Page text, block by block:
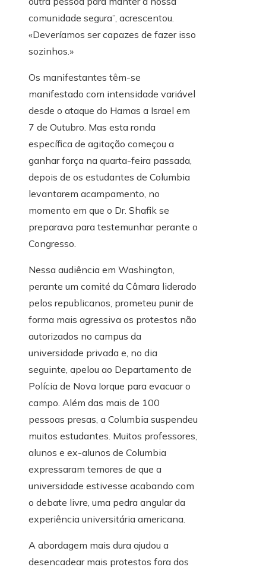
comunidade segura”, acrescentou.
«Deveríamos ser capazes de fazer isso
sozinhos.»
Os manifestantes têm-se
manifestado com intensidade variável
desde o ataque do Hamas a Israel em
7 de Outubro. Mas esta ronda
específica de agitação começou a
ganhar força na quarta-feira passada,
depois de os estudantes de Columbia
levantarem acampamento, no
momento em que o Dr. Shafik se
preparava para testemunhar perante o
Congresso.
Nessa audiência em Washington,
perante um comité da Câmara liderado
pelos republicanos, prometeu punir de
forma mais agressiva os protestos não
autorizados no campus da
universidade privada e, no dia
seguinte, apelou ao Departamento de
Polícia de Nova Iorque para evacuar o
campo. Além das mais de 100
pessoas presas, a Columbia suspendeu
muitos estudantes. Muitos professores,
alunos e ex-alunos de Columbia
expressaram temores de que a
universidade estivesse acabando com
o debate livre, uma pedra angular da
experiência universitária americana.
A abordagem mais dura ajudou a
desencadear mais protestos fora dos